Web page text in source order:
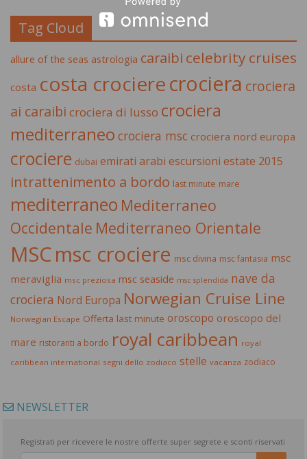
Tag Cloud
allure of the seas astrologia caraibi celebrity cruises
costa costa crocierecrociera crociera
ai caraibi crociera di lusso crociera
mediterraneo crociera msc crociera nord europa
crociere dubai emirati arabi escursioni estate 2015
intrattenimento a bordo last minute mare
mediterraneo Mediterraneo
Occidentale Mediterraneo Orientale
MSCmsc crociere msc divina msc fantasia msc
meraviglia msc preziosa msc seaside msc splendida nave da
crociera Nord Europa Norwegian Cruise Line
Norwegian Escape Offerta last minute oroscopo oroscopo del
mare ristoranti a bordo royal caribbean royal
caribbean international segni dello zodiaco stelle vacanza zodiaco
NEWSLETTER
Registrati per ricevere le nostre offerte super segrete e sconti riservati